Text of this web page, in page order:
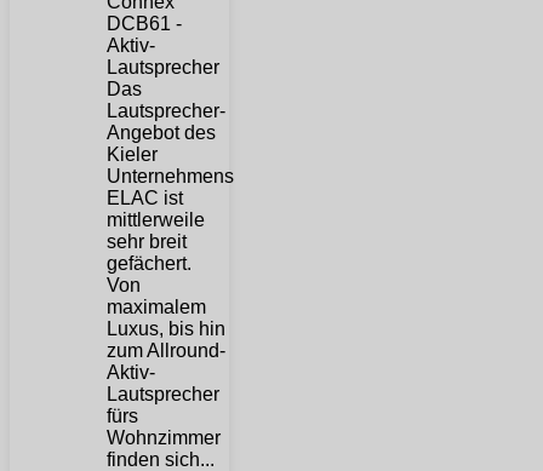
Das
Lautsprecher-
Angebot des
Kieler
Unternehmens
ELAC ist
mittlerweile
sehr breit
gefächert.
Von
maximalem
Luxus, bis hin
zum Allround-
Aktiv-
Lautsprecher
fürs
Wohnzimmer
finden sich...